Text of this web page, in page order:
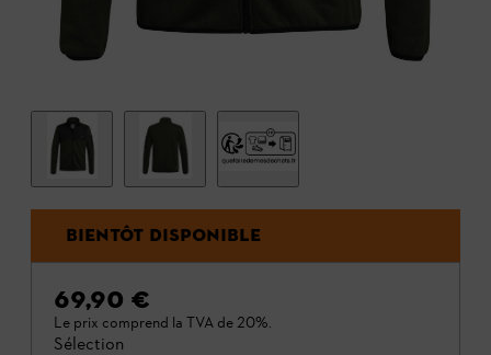
BIENTÔT DISPONIBLE
69,90 €
Le prix comprend la TVA de 20%.
Sélection